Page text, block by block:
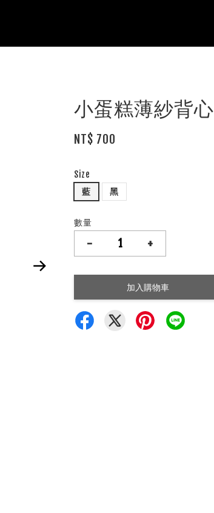
小蛋糕薄紗背心
NT$ 700
Size
藍
黑
數量
- +
加入購物車